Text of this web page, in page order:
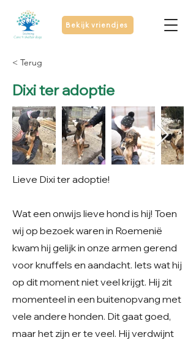
Bekijk vriendjes
< Terug
Dixi ter adoptie
Lieve Dixi ter adoptie!
Wat een onwijs lieve hond is hij! Toen
wij op bezoek waren in Roemenië
kwam hij gelijk in onze armen gerend
voor knuffels en aandacht. Iets wat hij
op dit moment niet veel krijgt. Hij zit
momenteel in een buitenopvang met
vele andere honden. Dit gaat goed,
maar het zijn er te veel. Hij verdwijnt